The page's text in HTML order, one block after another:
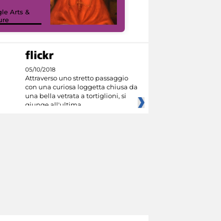
Arts &
05/10/2018
Attraverso uno stretto passaggio
con una curiosa loggetta chiusa da
una bella vetrata a tortiglioni, si
giunge all'ultima